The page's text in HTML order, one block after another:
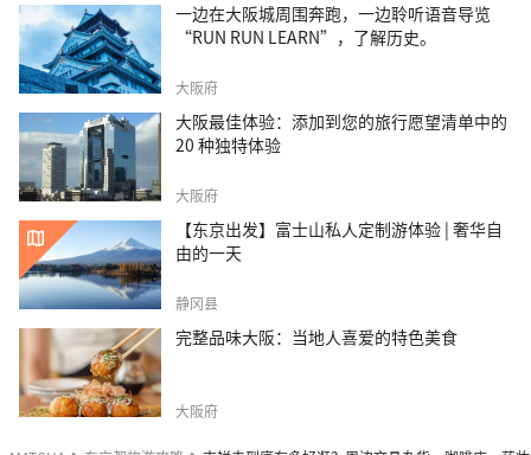
一边在大阪城周围奔跑，一边聆听语音导览
“RUN RUN LEARN”，了解历史。
大阪府
大阪最佳体验：添加到您的旅行愿望清单中的
20 种独特体验
大阪府
【东京出发】富士山私人定制游体验 | 奢华自
由的一天
静冈县
完整品味大阪：当地人喜爱的特色美食
大阪府